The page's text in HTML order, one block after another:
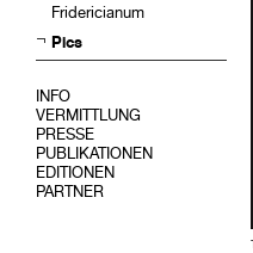
Fridericianum
Pics
INFO
VERMITTLUNG
PRESSE
PUBLIKATIONEN
EDITIONEN
PARTNER